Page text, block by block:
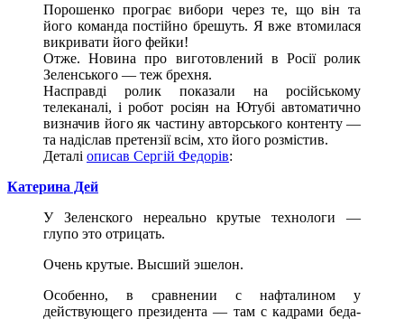
Порошенко програє вибори через те, що він та
його команда постійно брешуть. Я вже втомилася
викривати його фейки!
Отже. Новина про виготовлений в Росії ролик
Зеленського — теж брехня.
Насправді ролик показали на російському
телеканалі, і робот росіян на Ютубі автоматично
визначив його як частину авторського контенту —
та надіслав претензії всім, хто його розмістив.
Деталі описав Сергій Федорів:
Катерина Дей
У Зеленского нереально крутые технологи —
глупо это отрицать.
Очень крутые. Высший эшелон.
Особенно, в сравнении с нафталином у
действующего президента — там с кадрами беда-